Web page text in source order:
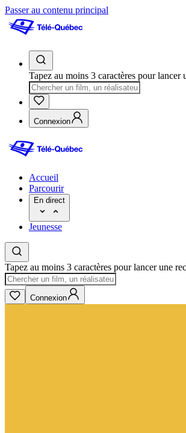
Passer au contenu principal
Tapez au moins 3 caractères pour lancer
Connexion
Accueil
Parcourir
En direct
Jeunesse
Tapez au moins 3 caractères pour lancer une
Connexion